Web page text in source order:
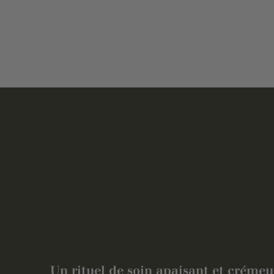
Un rituel de soin apaisant et